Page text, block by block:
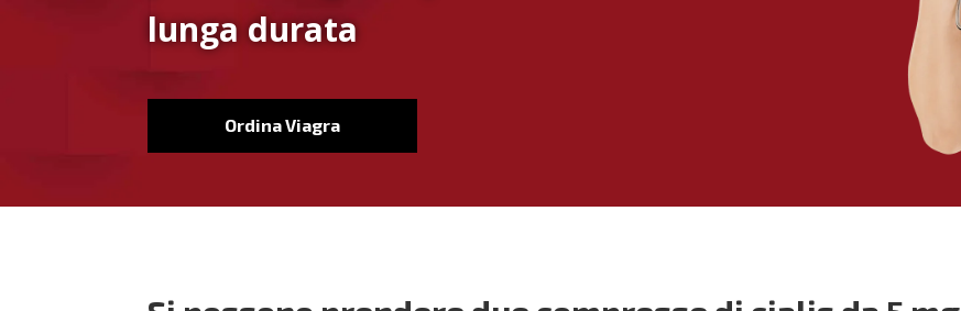
lunga durata
Ordina Viagra